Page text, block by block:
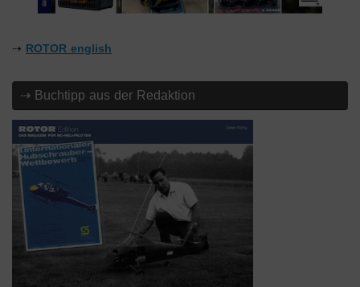
⇢ ROTOR english
⇢ Buchtipp aus der Redaktion